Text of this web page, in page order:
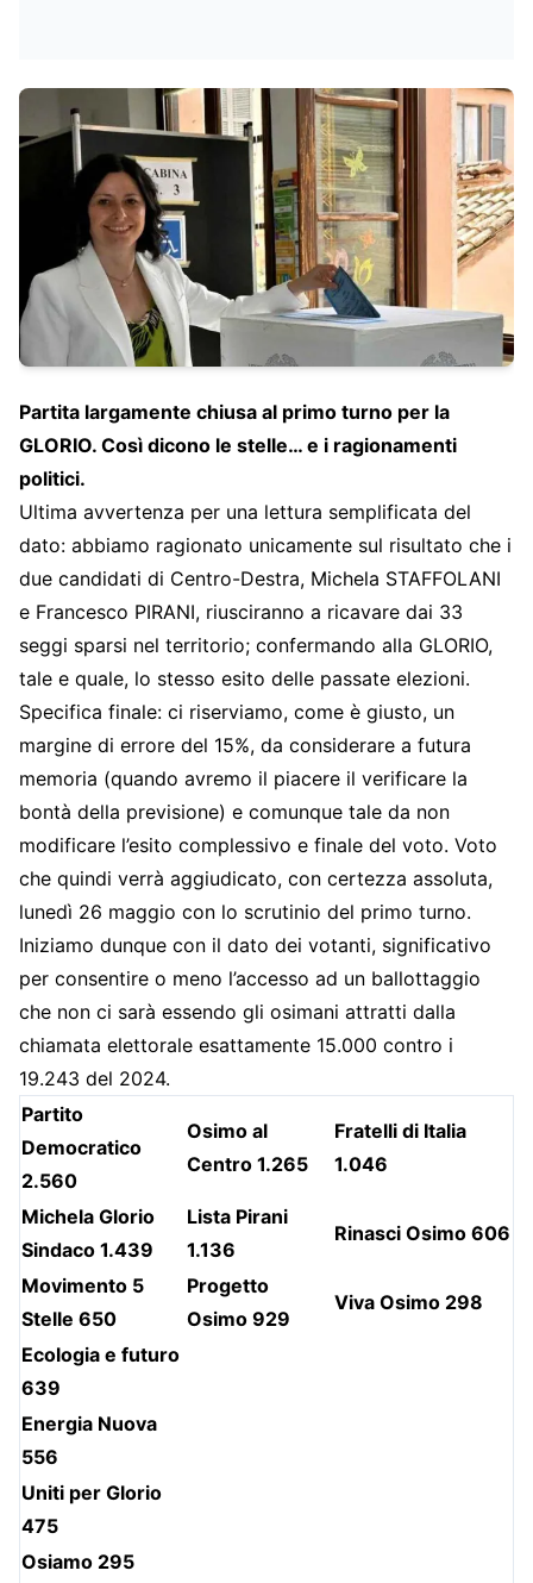
Partita largamente chiusa al primo turno per la
GLORIO. Così dicono le stelle… e i ragionamenti
politici.
Ultima avvertenza per una lettura semplificata del
dato: abbiamo ragionato unicamente sul risultato che i
due candidati di Centro-Destra, Michela STAFFOLANI
e Francesco PIRANI, riusciranno a ricavare dai 33
seggi sparsi nel territorio; confermando alla GLORIO,
tale e quale, lo stesso esito delle passate elezioni.
Specifica finale: ci riserviamo, come è giusto, un
margine di errore del 15%, da considerare a futura
memoria (quando avremo il piacere il verificare la
bontà della previsione) e comunque tale da non
modificare l’esito complessivo e finale del voto. Voto
che quindi verrà aggiudicato, con certezza assoluta,
lunedì 26 maggio con lo scrutinio del primo turno.
Iniziamo dunque con il dato dei votanti, significativo
per consentire o meno l’accesso ad un ballottaggio
che non ci sarà essendo gli osimani attratti dalla
chiamata elettorale esattamente 15.000 contro i
19.243 del 2024.
Partito
Democratico
2.560
Osimo al
Centro 1.265
Fratelli di Italia
1.046
Michela Glorio
Sindaco 1.439
Lista Pirani
1.136
Rinasci Osimo 606
Movimento 5
Stelle 650
Progetto
Osimo 929
Viva Osimo 298
Ecologia e futuro
639
Energia Nuova
556
Uniti per Glorio
475
Osiamo 295